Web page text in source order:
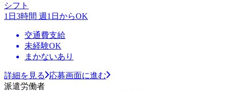
シフト
1日3時間 週1日からOK
交通費支給
未経験OK
まかないあり
詳細を見る
応募画面に進む
派遣労働者